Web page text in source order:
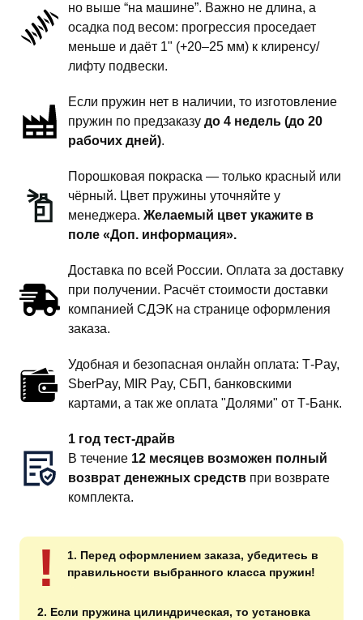
поколение
-
пружины
подвески
комфорт
но выше “на машине”. Важно не длина, а
осадка под весом: прогрессия проседает
меньше и даёт 1" (+20–25 мм) к клиренсу/
лифту подвески.
Если пружин нет в наличии, то изготовление
пружин по предзаказу до 4 недель (до 20
рабочих дней).
Порошковая покраска — только красный или
чёрный. Цвет пружины уточняйте у
менеджера. Желаемый цвет укажите в
поле «Доп. информация».
Доставка по всей России. Оплата за доставку
при получении. Расчёт стоимости доставки
компанией СДЭК на странице оформления
заказа.
Удобная и безопасная онлайн оплата: T‑Pay,
SberPay, MIR Pay, СБП, банковскими
картами, а так же оплата "Долями" от Т-Банк.
1 год тест-драйв
В течение 12 месяцев возможен полный
возврат денежных средств при возврате
комплекта.
!
1. Перед оформлением заказа, убедитесь в
правильности выбранного класса пружин!
2. Если пружина цилиндрическая, то установка